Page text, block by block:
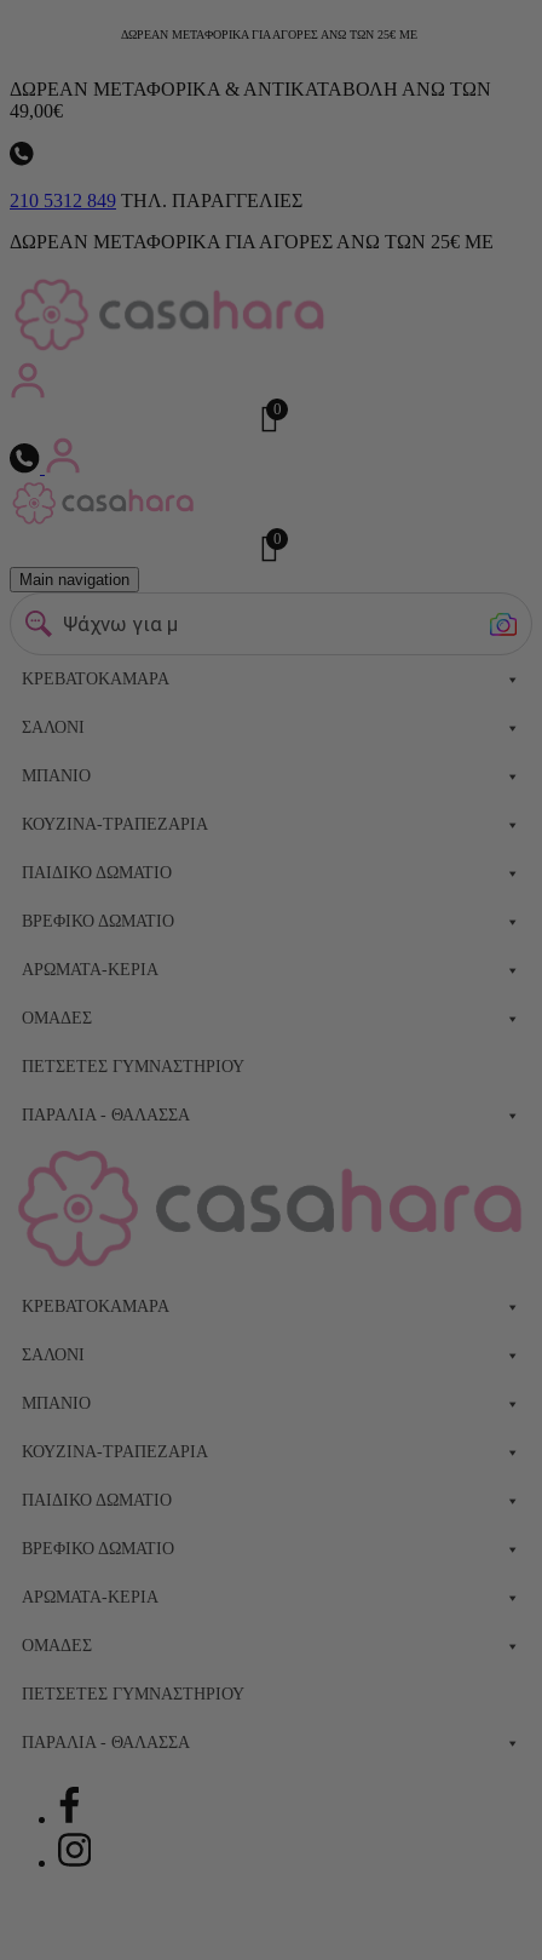
ΔΩΡΕΑΝ ΜΕΤΑΦΟΡΙΚΑ ΓΙΑ ΑΓΟΡΕΣ ΑΝΩ ΤΩΝ 25€ ΜΕ
ΔΩΡΕΑΝ ΜΕΤΑΦΟΡΙΚΑ & ΑΝΤΙΚΑΤΑΒΟΛΗ ΑΝΩ ΤΩΝ
49,00€
210 5312 849 ΤΗΛ. ΠΑΡΑΓΓΕΛΙΕΣ
ΔΩΡΕΑΝ ΜΕΤΑΦΟΡΙΚΑ ΓΙΑ ΑΓΟΡΕΣ ΑΝΩ ΤΩΝ 25€ ΜΕ
0
0
Main navigation
Ψάχνω για μεταξωτ
ΚΡΕΒΑΤΟΚΆΜΑΡΑ
ΣΑΛΌΝΙ
ΜΠΆΝΙΟ
ΚΟΥΖΊΝΑ-ΤΡΑΠΕΖΑΡΊΑ
ΠΑΙΔΙΚΌ ΔΩΜΆΤΙΟ
ΒΡΕΦΙΚΌ ΔΩΜΆΤΙΟ
ΑΡΏΜΑΤΑ-ΚΕΡΙΆ
ΟΜΆΔΕΣ
ΠΕΤΣΈΤΕΣ ΓΥΜΝΑΣΤΗΡΊΟΥ
ΠΑΡΑΛΊΑ - ΘΆΛΑΣΣΑ
ΚΡΕΒΑΤΟΚΆΜΑΡΑ
ΣΑΛΌΝΙ
ΜΠΆΝΙΟ
ΚΟΥΖΊΝΑ-ΤΡΑΠΕΖΑΡΊΑ
ΠΑΙΔΙΚΌ ΔΩΜΆΤΙΟ
ΒΡΕΦΙΚΌ ΔΩΜΆΤΙΟ
ΑΡΏΜΑΤΑ-ΚΕΡΙΆ
ΟΜΆΔΕΣ
ΠΕΤΣΈΤΕΣ ΓΥΜΝΑΣΤΗΡΊΟΥ
ΠΑΡΑΛΊΑ - ΘΆΛΑΣΣΑ